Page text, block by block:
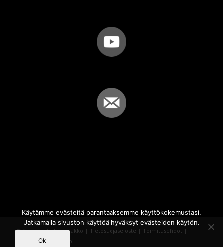
© Copyright - Sammakko | Tietosuojaseloste | Toimitusehdot |
Powered by
iQWebbi
Käytämme evästeitä parantaaksemme käyttökokemustasi.
Jatkamalla sivuston käyttöä hyväksyt evästeiden käytön.
Ok